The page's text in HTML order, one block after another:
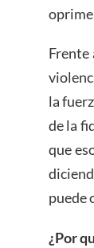
Frente
la
de la
que
puede
¿Por